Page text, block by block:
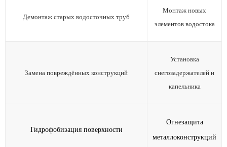
Демонтаж старых водосточных труб
Монтаж новых
элементов водостока
Замена повреждённых конструкций
Установка
снегозадержателей и
капельника
Гидрофобизация поверхности
Огнезащита
металлоконструкций